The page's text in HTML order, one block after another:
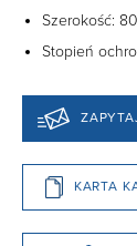
Szerokość:
Stopień
KARTA